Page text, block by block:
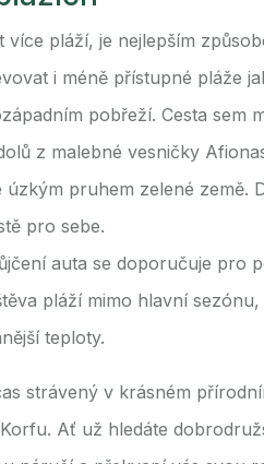
více pláží, je nejlepším
i méně přístupné pláže
pobřeží. Cesta sem
z malebné vesničky
pruhem zelené země.
pro sebe.
auta se doporučuje pro
pláží mimo hlavní
teploty.
strávený v krásném
Ať už hledáte